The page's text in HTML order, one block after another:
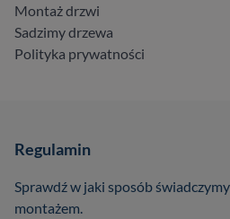
Montaż drzwi
Sadzimy drzewa
Polityka prywatności
Regulamin
Sprawdź w jaki sposób
montażem.